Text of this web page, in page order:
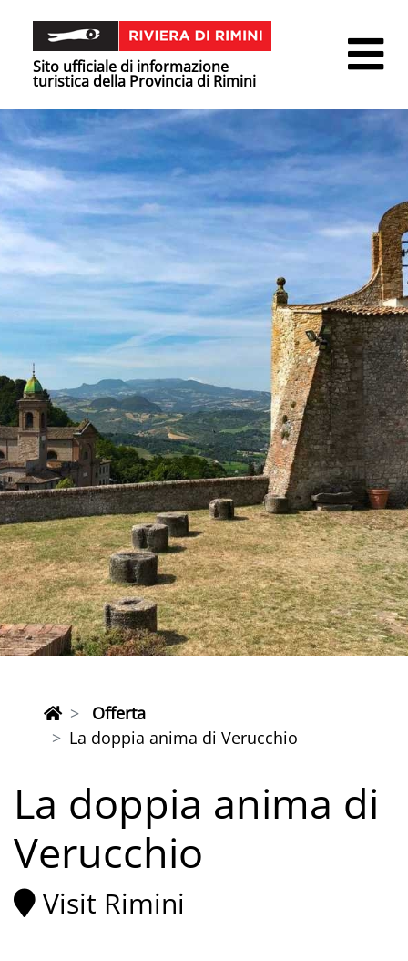
Sito ufficiale di informazione
turistica della Provincia di Rimini
Offerta
La doppia anima di Verucchio
La doppia anima di
Verucchio
Visit Rimini